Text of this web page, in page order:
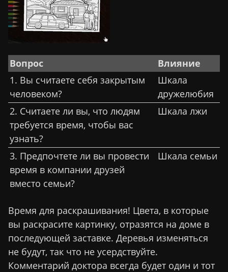
Вопрос
Влияние
1. Вы считаете себя закрытым
человеком?
Шкала
дружелюбия
2. Считаете ли вы, что людям
требуется время, чтобы вас
узнать?
Шкала лжи
3. Предпочтете ли вы провести
время в компании друзей
вместо семьи?
Шкала семьи
Время для раскрашивания! Цвета, в которые
вы раскрасите картинку, отразятся на доме в
последующей заставке. Деревья изменяться
не будут, так что не усердствуйте.
Комментарий доктора всегда будет один и тот